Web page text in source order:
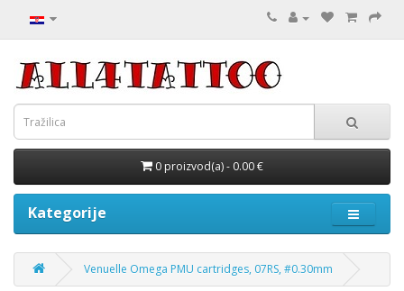
0 proizvod(a) - 0.00 €
Kategorije
Venuelle Omega PMU cartridges, 07RS, #0.30mm